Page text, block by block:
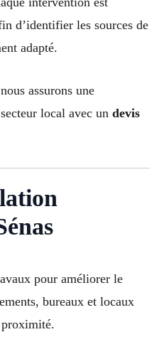
d’identifier les sources de
adapté.
assurons une
local avec un devis
pour améliorer le
bureaux et locaux